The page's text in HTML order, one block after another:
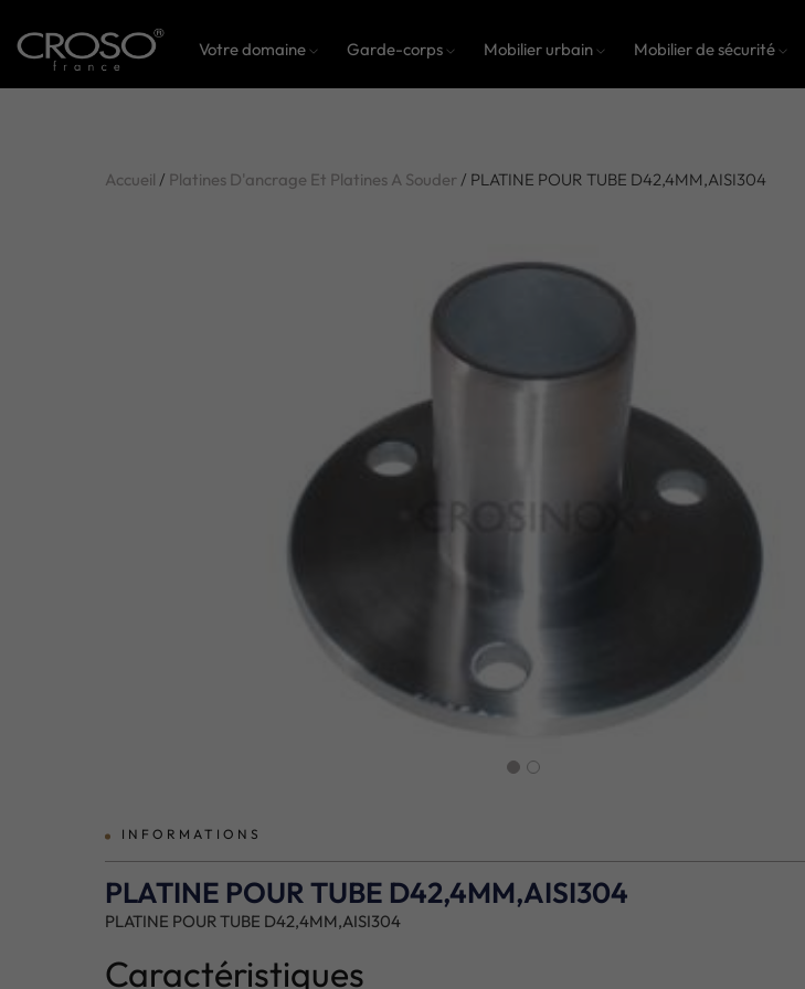
Votre domaine Garde-corps Mobilier urbain Mobilier de sécurité
Accueil / Platines D'ancrage Et Platines A Souder/ PLATINE POUR TUBE D42,4MM,AISI304
INFORMATIONS
PLATINE POUR TUBE D42,4MM,AISI304
PLATINE POUR TUBE D42,4MM,AISI304
Caractéristiques